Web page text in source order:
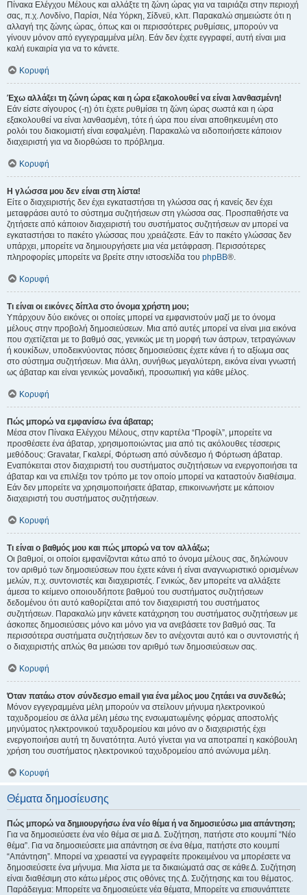
Πίνακα Ελέγχου Μέλους και αλλάξτε τη ζώνη ώρας για να ταιριάζει στην περιοχή
σας, π.χ. Λονδίνο, Παρίσι, Νέα Υόρκη, Σίδνεϋ, κλπ. Παρακαλώ σημειώστε ότι η
αλλαγή της ζώνης ώρας, όπως και οι περισσότερες ρυθμίσεις, μπορούν να
γίνουν μόνον από εγγεγραμμένα μέλη. Εάν δεν έχετε εγγραφεί, αυτή είναι μια
καλή ευκαιρία για να το κάνετε.
Κορυφή
Έχω αλλάξει τη ζώνη ώρας και η ώρα εξακολουθεί να είναι λανθασμένη!
Εάν είστε σίγουρος (-η) ότι έχετε ρυθμίσει τη ζώνη ώρας σωστά και η ώρα
εξακολουθεί να είναι λανθασμένη, τότε ή ώρα που είναι αποθηκευμένη στο
ρολόι του διακομιστή είναι εσφαλμένη. Παρακαλώ να ειδοποιήσετε κάποιον
διαχειριστή για να διορθώσει το πρόβλημα.
Κορυφή
Η γλώσσα μου δεν είναι στη λίστα!
Είτε ο διαχειριστής δεν έχει εγκαταστήσει τη γλώσσα σας ή κανείς δεν έχει
μεταφράσει αυτό το σύστημα συζητήσεων στη γλώσσα σας. Προσπαθήστε να
ζητήσετε από κάποιον διαχειριστή του συστήματος συζητήσεων αν μπορεί να
εγκαταστήσει το πακέτο γλώσσας που χρειάζεστε. Εάν το πακέτο γλώσσας δεν
υπάρχει, μπορείτε να δημιουργήσετε μια νέα μετάφραση. Περισσότερες
πληροφορίες μπορείτε να βρείτε στην ιστοσελίδα του phpBB®.
Κορυφή
Τι είναι οι εικόνες δίπλα στο όνομα χρήστη μου;
Υπάρχουν δύο εικόνες οι οποίες μπορεί να εμφανιστούν μαζί με το όνομα
μέλους στην προβολή δημοσιεύσεων. Μια από αυτές μπορεί να είναι μια εικόνα
που σχετίζεται με το βαθμό σας, γενικώς με τη μορφή των άστρων, τετραγώνων
ή κουκίδων, υποδεικνύοντας πόσες δημοσιεύσεις έχετε κάνει ή το αξίωμα σας
στο σύστημα συζητήσεων. Μια άλλη, συνήθως μεγαλύτερη, εικόνα είναι γνωστή
ως άβαταρ και είναι γενικώς μοναδική, προσωπική για κάθε μέλος.
Κορυφή
Πώς μπορώ να εμφανίσω ένα άβαταρ;
Μέσα στον Πίνακα Ελέγχου Μέλους, στην καρτέλα “Προφίλ”, μπορείτε να
προσθέσετε ένα άβαταρ, χρησιμοποιώντας μια από τις ακόλουθες τέσσερις
μεθόδους: Gravatar, Γκαλερί, Φόρτωση από σύνδεσμο ή Φόρτωση άβαταρ.
Εναπόκειται στον διαχειριστή του συστήματος συζητήσεων να ενεργοποιήσει τα
άβαταρ και να επιλέξει τον τρόπο με τον οποίο μπορεί να καταστούν διαθέσιμα.
Εάν δεν μπορείτε να χρησιμοποιήσετε άβαταρ, επικοινωνήστε με κάποιον
διαχειριστή του συστήματος συζητήσεων.
Κορυφή
Τι είναι ο βαθμός μου και πώς μπορώ να τον αλλάξω;
Οι βαθμοί, οι οποίοι εμφανίζονται κάτω από το όνομα μέλους σας, δηλώνουν
τον αριθμό των δημοσιεύσεων που έχετε κάνει ή είναι αναγνωριστικό ορισμένων
μελών, π.χ. συντονιστές και διαχειριστές. Γενικώς, δεν μπορείτε να αλλάξετε
άμεσα το κείμενο οποιουδήποτε βαθμού του συστήματος συζητήσεων
δεδομένου ότι αυτό καθορίζεται από τον διαχειριστή του συστήματος
συζητήσεων. Παρακαλώ μην κάνετε κατάχρηση του συστήματος συζητήσεων με
άσκοπες δημοσιεύσεις μόνο και μόνο για να ανεβάσετε τον βαθμό σας. Τα
περισσότερα συστήματα συζητήσεων δεν το ανέχονται αυτό και ο συντονιστής ή
ο διαχειριστής απλώς θα μειώσει τον αριθμό των δημοσιεύσεων σας.
Κορυφή
Όταν πατάω στον σύνδεσμο email για ένα μέλος μου ζητάει να συνδεθώ;
Μόνον εγγεγραμμένα μέλη μπορούν να στείλουν μήνυμα ηλεκτρονικού
ταχυδρομείου σε άλλα μέλη μέσω της ενσωματωμένης φόρμας αποστολής
μηνύματος ηλεκτρονικού ταχυδρομείου και μόνο αν ο διαχειριστής έχει
ενεργοποιήσει αυτή τη δυνατότητα. Αυτό γίνεται για να αποτραπεί η κακόβουλη
χρήση του συστήματος ηλεκτρονικού ταχυδρομείου από ανώνυμα μέλη.
Κορυφή
Θέματα δημοσίευσης
Πώς μπορώ να δημιουργήσω ένα νέο θέμα ή να δημοσιεύσω μια απάντηση;
Για να δημοσιεύσετε ένα νέο θέμα σε μια Δ. Συζήτηση, πατήστε στο κουμπί “Νέο
θέμα”. Για να δημοσιεύσετε μια απάντηση σε ένα θέμα, πατήστε στο κουμπί
“Απάντηση”. Μπορεί να χρειαστεί να εγγραφείτε προκειμένου να μπορέσετε να
δημοσιεύσετε ένα μήνυμα. Μια λίστα με τα δικαιώματά σας σε κάθε Δ. Συζήτηση
είναι διαθέσιμη στο κάτω μέρος στις οθόνες της Δ. Συζήτησης και του θέματος.
Παράδειγμα: Μπορείτε να δημοσιεύετε νέα θέματα, Μπορείτε να επισυνάπτετε